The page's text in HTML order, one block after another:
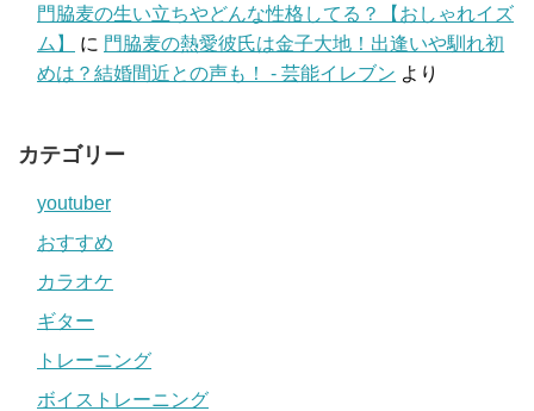
門脇麦の生い立ちやどんな性格してる？【おしゃれイズ
ム】
に 門脇麦の熱愛彼氏は金子大地！出逢いや馴れ初
めは？結婚間近との声も！ - 芸能イレブン より
カテゴリー
youtuber
おすすめ
カラオケ
ギター
トレーニング
ボイストレーニング